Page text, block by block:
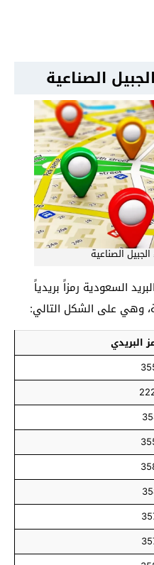
الصناعية
الجبيل الصناعية
السعودية رمزاً بريدياً
وهي على الشكل التالي:
البريدي